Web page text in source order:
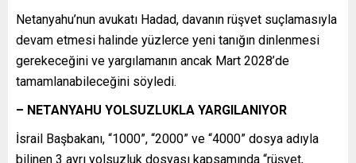
Netanyahu’nun avukatı Hadad, davanın rüşvet suçlamasıyla
devam etmesi halinde yüzlerce yeni tanığın dinlenmesi
gerekeceğini ve yargılamanın ancak Mart 2028’de
tamamlanabileceğini söyledi.
– NETANYAHU YOLSUZLUKLA YARGILANIYOR
İsrail Başbakanı, “1000”, “2000” ve “4000” dosya adıyla
bilinen 3 ayrı yolsuzluk dosyası kapsamında “rüşvet,